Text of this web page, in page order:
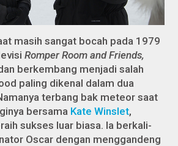
masih sangat bocah pada 1979
Romper Room and Friends,
berkembang menjadi salah
paling dikenal dalam dua
terbang bak meteor saat
bersama Kate Winslet,
sukses luar biasa. Ia berkali-
Oscar dengan menggandeng